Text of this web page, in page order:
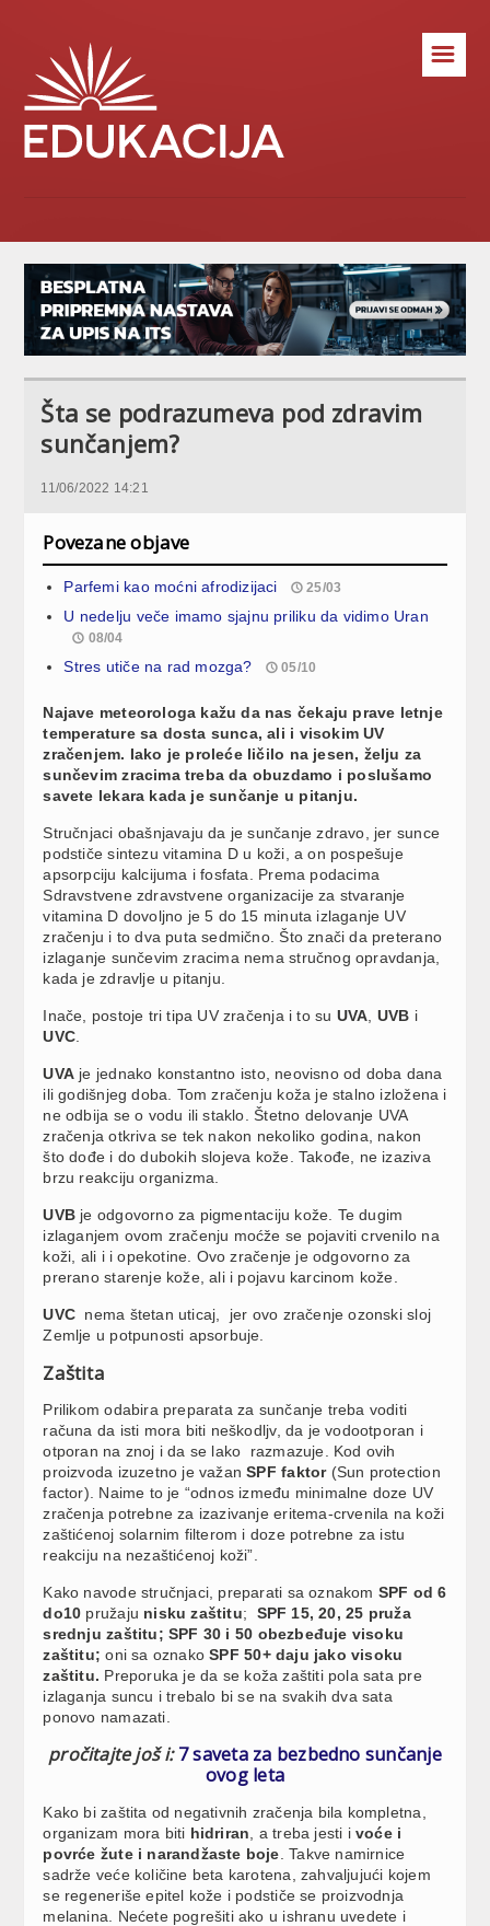
☰
Šta se podrazumeva pod zdravim
sunčanjem?
11/06/2022 14:21
Povezane objave
Parfemi kao moćni afrodizijaci 25/03
U nedelju veče imamo sjajnu priliku da vidimo Uran
08/04
Stres utiče na rad mozga? 05/10
Najave meteorologa kažu da nas čekaju prave letnje
temperature sa dosta sunca, ali i visokim UV
zračenjem. Iako je proleće ličilo na jesen, želju za
sunčevim zracima treba da obuzdamo i poslušamo
savete lekara kada je sunčanje u pitanju.
Stručnjaci obašnjavaju da je sunčanje zdravo, jer sunce
podstiče sintezu vitamina D u koži, a on pospešuje
apsorpciju kalcijuma i fosfata. Prema podacima
Sdravstvene zdravstvene organizacije za stvaranje
vitamina D dovoljno je 5 do 15 minuta izlaganje UV
zračenju i to dva puta sedmično. Što znači da preterano
izlaganje sunčevim zracima nema stručnog opravdanja,
kada je zdravlje u pitanju.
Inače, postoje tri tipa UV zračenja i to su UVA UVB i
UVC
UVA je jednako konstantno isto, neovisno od doba dana
ili godišnjeg doba. Tom zračenju koža je stalno izložena i
ne odbija se o vodu ili staklo. Štetno delovanje UVA
zračenja otkriva se tek nakon nekoliko godina, nakon
što dođe i do dubokih slojeva kože. Takođe, ne izaziva
brzu reakciju organizma.
UVB je odgovorno za pigmentaciju kože. Te dugim
izlaganjem ovom zračenju moćže se pojaviti crvenilo na
koži, ali i i opekotine. Ovo zračenje je odgovorno za
prerano starenje kože, ali i pojavu karcinom kože.
UVC nema štetan uticaj, jer ovo zračenje ozonski sloj
Zemlje u potpunosti apsorbuje.
Zaštita
Prilikom odabira preparata za sunčanje treba voditi
računa da isti mora biti neškodljv, da je vodootporan i
otporan na znoj i da se lako razmazuje. Kod ovih
proizvoda izuzetno je važan SPF faktor(Sun protection
factor). Naime to je “odnos između minimalne doze UV
zračenja potrebne za izazivanje eritema-crvenila na koži
zaštićenoj solarnim filterom i doze potrebne za istu
reakciju na nezaštićenoj koži”.
Kako navode stručnjaci, preparati sa oznakom SPF od 6
do10 pružaju nisku zaštitu; SPF 15, 20, 25 pruža
srednju zaštitu; SPF 30 i 50 obezbeđuje visoku
zaštitu; oni sa oznakoSPF 50+ daju jako visoku
zaštitu. Preporuka je da se koža zaštiti pola sata pre
izlaganja suncu i trebalo bi se na svakih dva sata
ponovo namazati.
pročitajte još i:7 saveta za bezbedno sunčanje
ovog leta
Kako bi zaštita od negativnih zračenja bila kompletna,
organizam mora biti hidriran , a treba jesti ivoće i
povrće žute i narandžaste boje . Takve namirnice
sadrže veće količine beta karotena, zahvaljujući kojem
se regeneriše epitel kože i podstiče se proizvodnja
melanina. Nećete pogrešiti ako u ishranu uvedete i